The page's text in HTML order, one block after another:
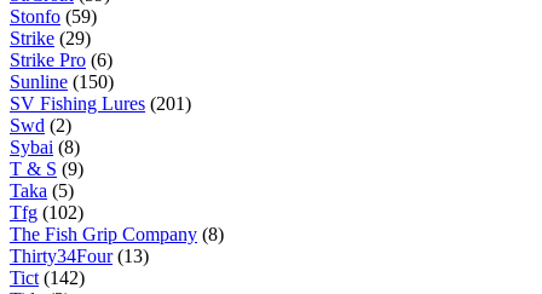
Stonfo (59)
Strike (29)
Strike Pro (6)
Sunline (150)
SV Fishing Lures (201)
Swd (2)
Sybai (8)
T & S (9)
Taka (5)
Tfg (102)
The Fish Grip Company (8)
Thirty34Four(13)
Tict (142)